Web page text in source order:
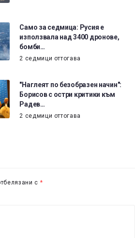
Само за седмица: Русия е
използвала над 3400 дронове,
бомби…
2 седмици оттогава
"Наглеят по безобразен начин":
Борисов с остри критики към
Радев…
2 седмици оттогава
с *